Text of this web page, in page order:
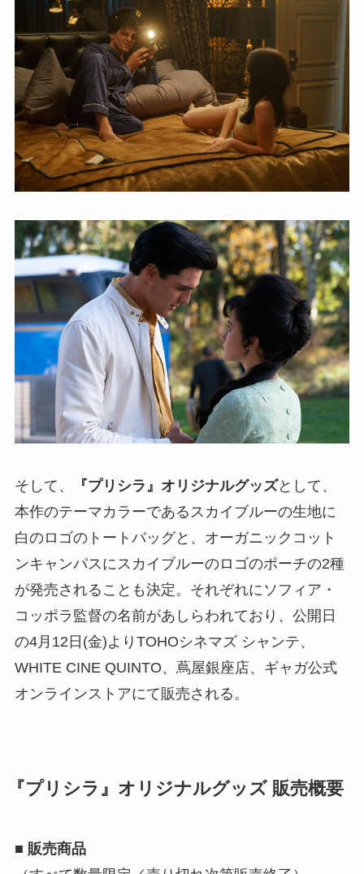
そして、 『プリシラ』オリジナルグッズとして、
本作のテーマカラーであるスカイブルーの生地に
白のロゴのトートバッグと、オーガニックコット
ンキャンパスにスカイブルーのロゴのポーチの2種
が発売されることも決定。それぞれにソフィア・
コッポラ監督の名前があしらわれており、公開日
の4月12日(金)よりTOHOシネマズ シャンテ、
WHITE CINE QUINTO、蔦屋銀座店、ギャガ公式
オンラインストアにて販売される。
『プリシラ』オリジナルグッズ 販売概要
■ 販売商品